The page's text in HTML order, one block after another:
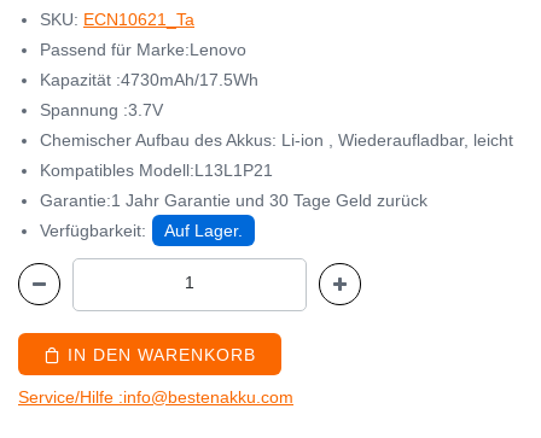
SKU: ECN10621_Ta
Passend für Marke:Lenovo
Kapazität :4730mAh/17.5Wh
Spannung :3.7V
Chemischer Aufbau des Akkus: Li-ion , Wiederaufladbar, leicht
Kompatibles Modell:L13L1P21
Garantie:1 Jahr Garantie und 30 Tage Geld zurück
Verfügbarkeit:
Auf Lager.
IN DEN WARENKORB
Service/Hilfe :info@bestenakku.com